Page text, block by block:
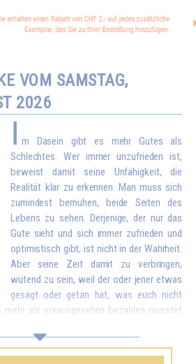
VOM SAMSTAG,
2026
I m Dasein gibt es mehr Gutes als
Schlechtes. Wer immer unzufrieden ist,
beweist damit seine Unfähigkeit, die
Realität klar zu erkennen. Man muss sich
zumindest bemühen, beide Seiten des
Lebens zu sehen. Derjenige, der nur das
Gute sieht und sich immer zufrieden und
optimistisch gibt, ist nicht in der Wahrheit.
Aber seine Zeit damit zu verbringen,
wütend zu sein, weil der oder jener etwas
gesagt oder getan hat, was euch nicht
als vorausgesehen bezahlen musstet
solch kleiner Unannehmlichkeiten zu
Katastrophen, wird euch schließlich